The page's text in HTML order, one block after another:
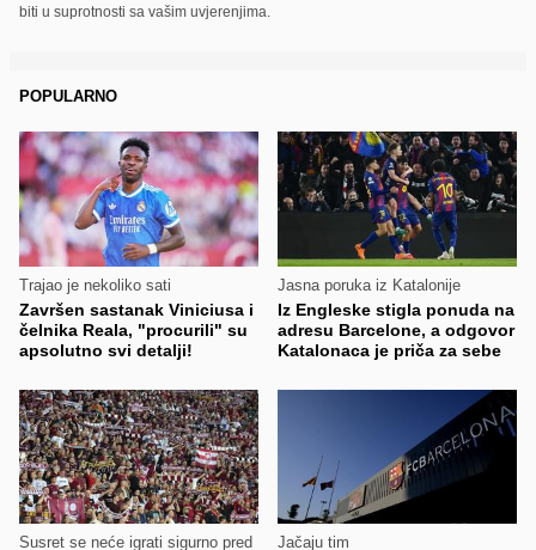
biti u suprotnosti sa vašim uvjerenjima.
POPULARNO
Trajao je nekoliko sati
Završen sastanak Viniciusa i
čelnika Reala, "procurili" su
apsolutno svi detalji!
Jasna poruka iz Katalonije
Iz Engleske stigla ponuda na
adresu Barcelone, a odgovor
Katalonaca je priča za sebe
Susret se neće igrati sigurno pred
Jačaju tim